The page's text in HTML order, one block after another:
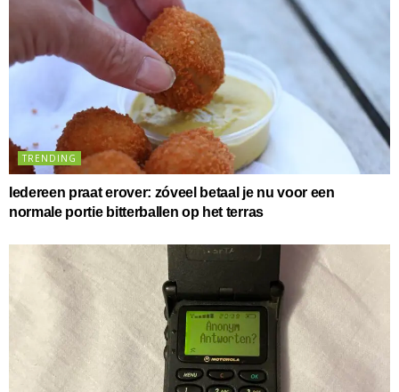
TRENDING
Iedereen praat erover: zóveel betaal je nu voor een
normale portie bitterballen op het terras